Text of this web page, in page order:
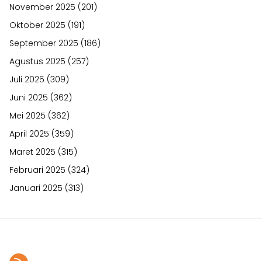
November 2025 (201)
Oktober 2025 (191)
September 2025 (186)
Agustus 2025 (257)
Juli 2025 (309)
Juni 2025 (362)
Mei 2025 (362)
April 2025 (359)
Maret 2025 (315)
Februari 2025 (324)
Januari 2025 (313)